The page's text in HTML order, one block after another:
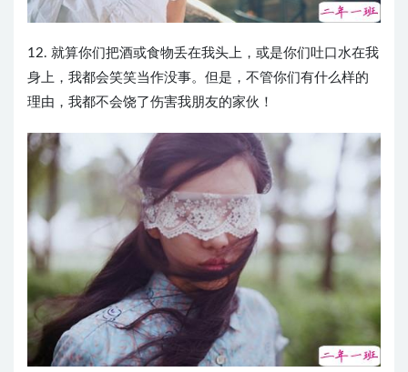
12. 就算你们把酒或食物丢在我头上，或是你们吐口水在我
身上，我都会笑笑当作没事。但是，不管你们有什么样的
理由，我都不会饶了伤害我朋友的家伙！